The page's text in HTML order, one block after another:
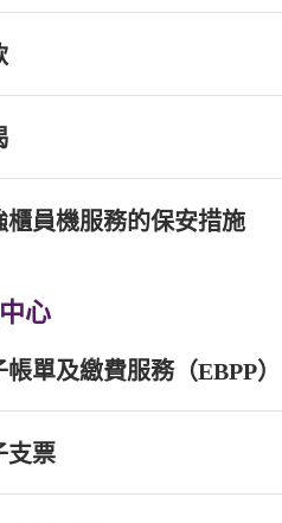
櫃員機服務的保安措施
心
帳單及繳費服務（EBPP）
支票